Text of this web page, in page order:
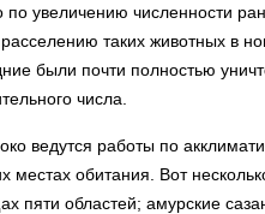
по увеличению численности
таких животных в
были почти полностью
числа.
ведутся работы по
местах обитания. Вот
пяти областей; амурские